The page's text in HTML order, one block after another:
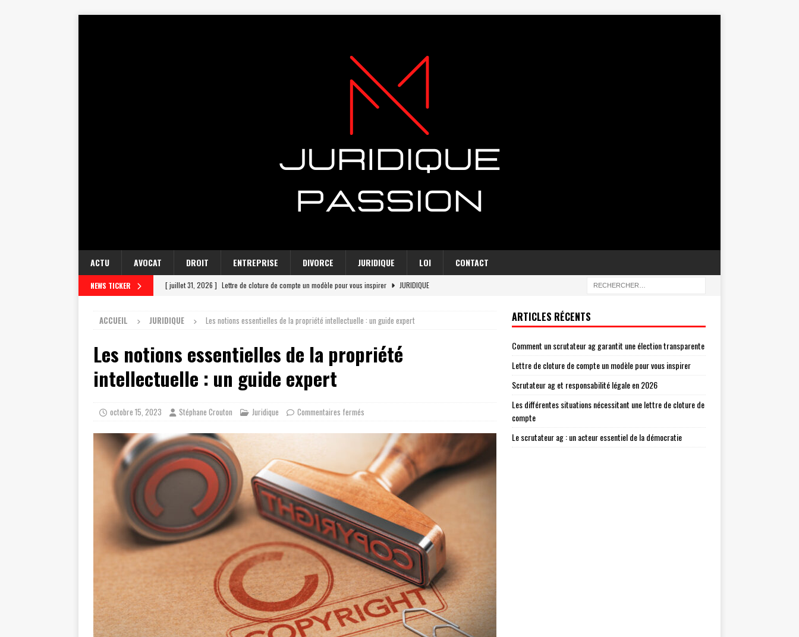
ACTU AVOCAT DROIT ENTREPRISE DIVORCE JURIDIQUE LOI CONTACT
NEWS TICKER [ juillet 31, 2026 ] Lettre de cloture de compte un modèle pour vous inspirer
JURIDIQUE
[ juillet 23, 2026 ] Les différentes situations nécessitant une lettre de cloture de compte
Le scrutateur ag : un acteur essentiel de la démocratie
JURIDIQUE
[ août 4, 2026 ] Comment un scrutateur ag garantit une élection transparente
ACCUEIL JURIDIQUE Les notions essentielles de la propriété intellectuelle : un guide expert
Les notions essentielles de la propriété
intellectuelle : un guide expert
octobre 15, 2023 Stéphane Crouton Juridique Commentaires fermés
ARTICLES RÉCENTS
Comment un scrutateur ag garantit une élection transparente
Lettre de cloture de compte un modèle pour vous inspirer
Scrutateur ag et responsabilité légale en 2026
Les différentes situations nécessitant une lettre de cloture de
compte
Le scrutateur ag : un acteur essentiel de la démocratie